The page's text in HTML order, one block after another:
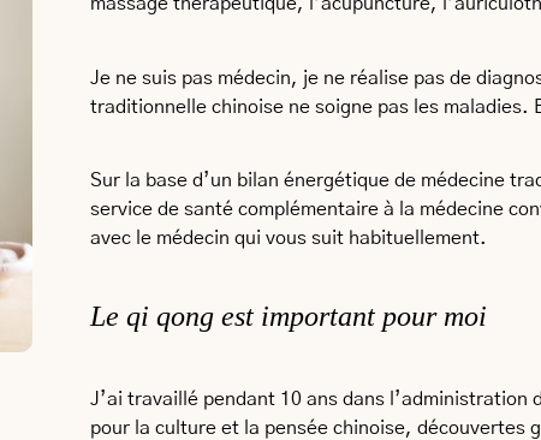
massage thérapeutique, l’acupuncture,
Je ne suis pas médecin, je ne réalise pas de
traditionnelle chinoise ne soigne pas les
Sur la base d’un bilan énergétique de médecine
service de santé complémentaire à la médecine
avec le médecin qui vous suit habituellement.
Le qi qong est important pour moi
J’ai travaillé pendant 10 ans dans l’administration
pour la culture et la pensée chinoise, découvertes